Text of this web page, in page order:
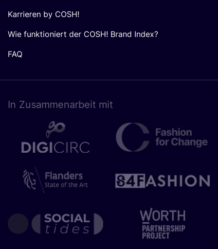
Karrieren by COSH!
Wie funktioniert der COSH! Brand Index?
FAQ
In Zusam­men­ar­beit mit